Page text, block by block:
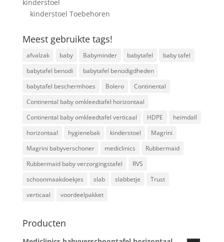
kinderstoel
kinderstoel Toebehoren
Meest gebruikte tags!
afvalzak baby Babyminder babytafel
baby tafel
babytafel benodi
babytafel benodigdheden
babytafel beschermhoes
Bolero
Continental
Continental baby omkleedtafel horizontaal
Continental baby omkleedtafel verticaal
HDPE
heimdall
horizontaal
hygienebak kinderstoel
Magrini
Magrini babyverschoner
mediclinics
Rubbermaid
Rubbermaid baby verzorgingstafel
RVS
schoonmaakdoekjes
slab slabbetje
Trust
verticaal
voordeelpakket
Producten